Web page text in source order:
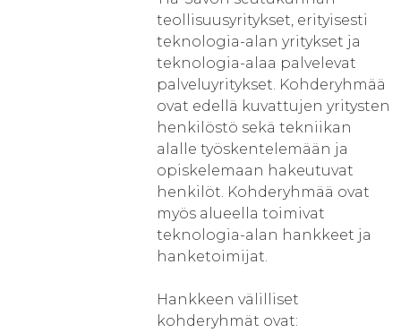
teollisuusyritykset, erityisesti
teknologia-alan yritykset ja
teknologia-alaa palvelevat
palveluyritykset. Kohderyhmää
ovat edellä kuvattujen yritysten
henkilöstö sekä tekniikan
alalle työskentelemään ja
opiskelemaan hakeutuvat
henkilöt. Kohderyhmää ovat
myös alueella toimivat
teknologia-alan hankkeet ja
hanketoimijat.
Hankkeen välilliset
kohderyhmät ovat: